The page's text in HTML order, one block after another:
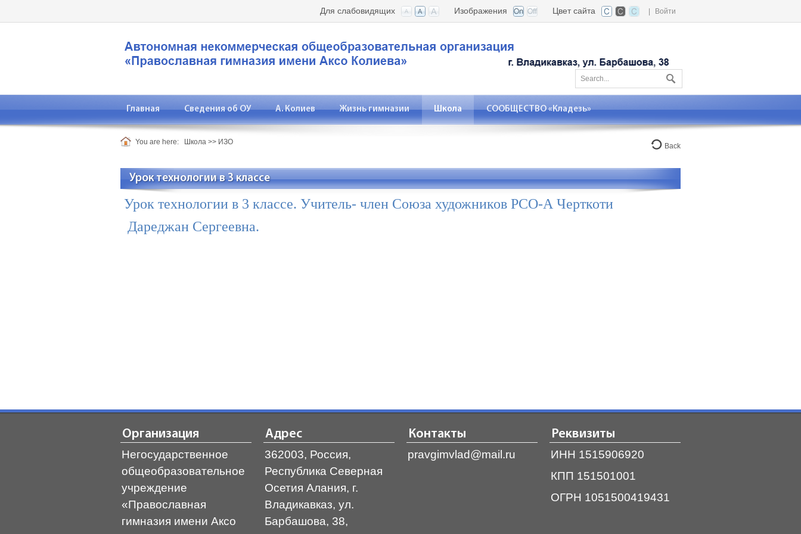
Войти
Цвет сайта
Изображения
Для слабовидящих
Главная Сведения об ОУ А. Колиев Жизнь гимназии Школа СООБЩЕСТВО «Кладезь»
You are here: Школа >> ИЗО Back
Урок технологии в 3 классе
Урок технологии в 3 классе. Учитель- член Союза художников РСО-А Черткоти
Дареджан Сергеевна.
Организация
Негосударственное
общеобразовательное
учреждение
«Православная
гимназия имени Аксо
Адрес
362003, Россия,
Республика Северная
Осетия Алания, г.
Владикавказ, ул.
Барбашова, 38,
Контакты
pravgimvlad@mail.ru
Реквизиты
ИНН 1515906920
КПП 151501001
ОГРН 1051500419431